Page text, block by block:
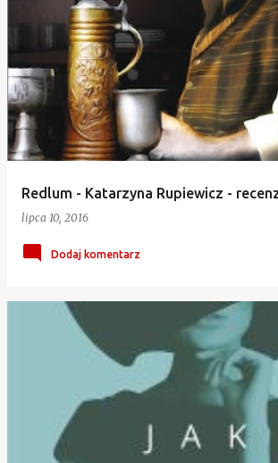
Redlum - Katarzyna Rupiewicz -
lipca 10, 2016
Dodaj komentarz